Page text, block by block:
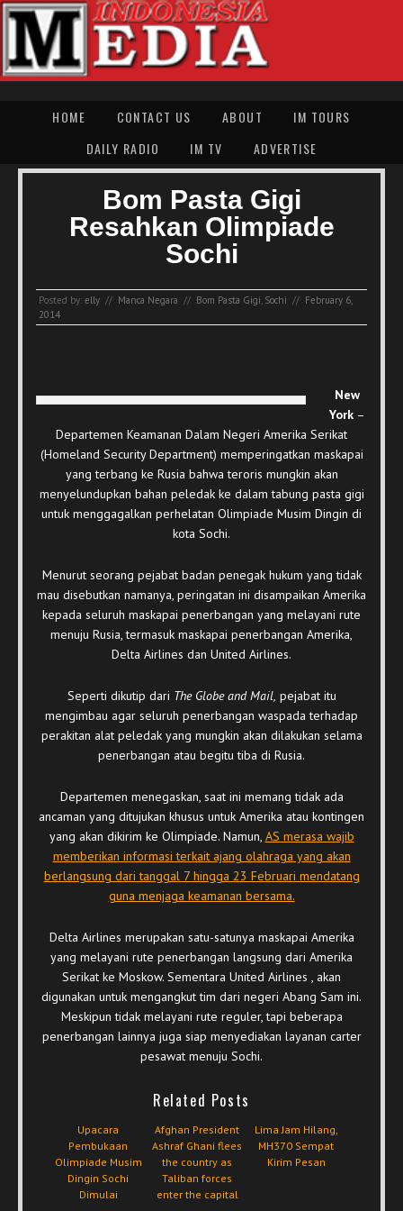
HOME CONTACT US ABOUT
IM TOURS
DAILY RADIO
IM TV ADVERTISE
Bom Pasta Gigi
Resahkan Olimpiade
Sochi
Posted by: elly // Manca Negara // Bom Pasta Gigi Sochi // February 6,
2014
New
York –
Departemen Keamanan Dalam Negeri Amerika Serikat
(Homeland Security Department) memperingatkan maskapai
yang terbang ke Rusia bahwa teroris mungkin akan
menyelundupkan bahan peledak ke dalam tabung pasta gigi
untuk menggagalkan perhelatan Olimpiade Musim Dingin di
kota Sochi.
Menurut seorang pejabat badan penegak hukum yang tidak
mau disebutkan namanya, peringatan ini disampaikan Amerika
kepada seluruh maskapai penerbangan yang melayani rute
menuju Rusia, termasuk maskapai penerbangan Amerika,
Delta Airlines dan United Airlines.
Seperti dikutip dari The Globe and Mail, pejabat itu
mengimbau agar seluruh penerbangan waspada terhadap
perakitan alat peledak yang mungkin akan dilakukan selama
penerbangan atau begitu tiba di Rusia.
Departemen menegaskan, saat ini memang tidak ada
ancaman yang ditujukan khusus untuk Amerika atau kontingen
yang akan dikirim ke Olimpiade. Namun, AS merasa wajib
memberikan informasi terkait ajang olahraga yang akan
berlangsung dari tanggal 7 hingga 23 Februari mendatang
guna menjaga keamanan bersama.
Delta Airlines merupakan satu-satunya maskapai Amerika
yang melayani rute penerbangan langsung dari Amerika
Serikat ke Moskow. Sementara United Airlines , akan
digunakan untuk mengangkut tim dari negeri Abang Sam ini.
Meskipun tidak melayani rute reguler, tapi beberapa
penerbangan lainnya juga siap menyediakan layanan carter
pesawat menuju Sochi.
Related Posts
Upacara
Pembukaan
Olimpiade Musim
Dingin Sochi
Dimulai
Afghan President
Ashraf Ghani flees
the country as
Taliban forces
enter the capital
Lima Jam Hilang,
MH370 Sempat
Kirim Pesan